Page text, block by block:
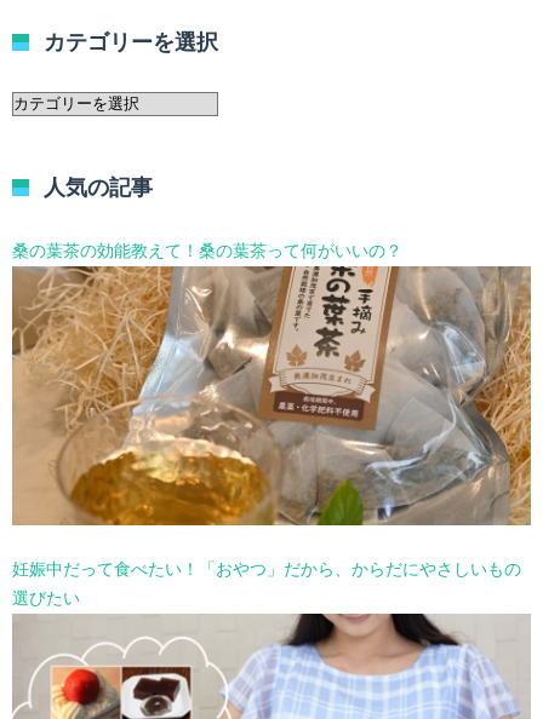
カテゴリーを選択
カ
ー
選
択
人気の記事
桑の葉茶の効能教えて！桑の葉茶って何がいいの？
妊娠中だって食べたい！「おやつ」だから、からだにやさしいもの
選びたい